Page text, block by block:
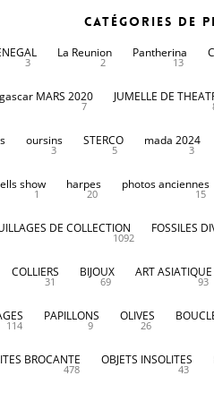
Catégories de
3
La Reunion
2
Pantherina
13
MARS 2020
7
JUMELLE DE
oursins
3
STERCO
5
mada 2024
3
show
1
harpes
20
photos anciennes
15
DE COLLECTION
1092
FOSSILES
COLLIERS
31
BIJOUX
69
ART ASIATIQUE
93
114
PAPILLONS
9
OLIVES
26
BROCANTE
478
OBJETS INSOLITES
43